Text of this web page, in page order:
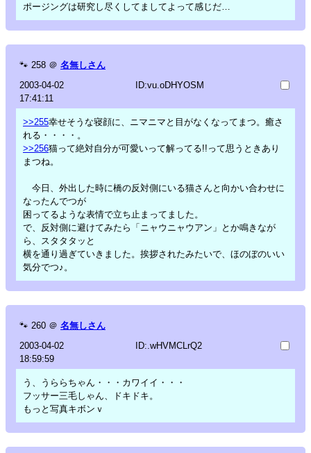
ポージングは研究し尽くしてましてよって感じだ…
🐾 258 ＠ 名無しさん
2003-04-02
17:41:11
ID:vu.oDHYOSM
>>255幸せそうな寝顔に、ニマニマと目がなくなってまつ。癒さ
れる・・・・。
>>256猫って絶対自分が可愛いって解ってる!!って思うときあり
まつね。
今日、外出した時に橋の反対側にいる猫さんと向かい合わせに
なったんでつが
困ってるような表情で立ち止まってました。
で、反対側に避けてみたら「ニャウニャウアン」とか鳴きなが
ら、スタタタッと
横を通り過ぎていきました。挨拶されたみたいで、ほのぼのいい
気分でつ♪。
🐾 260 ＠ 名無しさん
2003-04-02
18:59:59
ID:.wHVMCLrQ2
う、うららちゃん・・・カワイイ・・・
フッサー三毛しゃん、ドキドキ。
もっと写真キボンｖ